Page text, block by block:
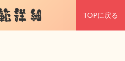
詳細 TOPに戻る